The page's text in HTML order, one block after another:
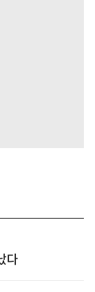
다